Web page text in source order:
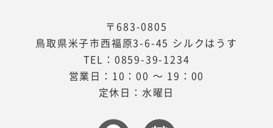
〒683-0805
鳥取県米子市西福原3-6-45 シルクはうす
TEL： 0859-39-1234
営業日：10：00 ～ 19：00
定休日：水曜日